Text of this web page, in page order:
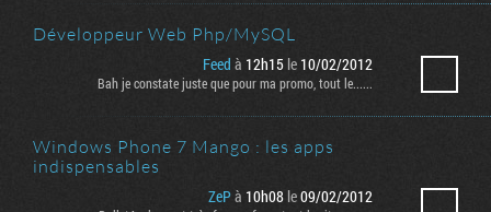
Développeur Web Php/MySQL
Feed à 12h15 le 10/02/2012
Bah je constate juste que pour ma promo, tout le......
Windows Phone 7 Mango : les apps
indispensables
ZePà 10h08 le09/02/2012